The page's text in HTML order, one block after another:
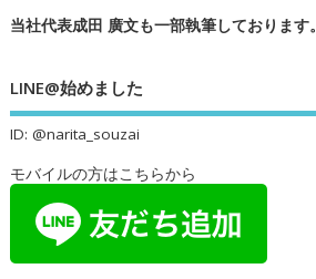
当社代表成田 廣文も一部執筆しております。
LINE@始めました
ID: @narita_souzai
モバイルの方はこちらから